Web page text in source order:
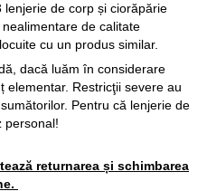
de corp și ciorăpărie
de calitate
cu un produs similar.
dacă luăm în considerare
elementar. Restricţii severe au
Pentru că lenjerie de
personal!
returnarea și schimbarea